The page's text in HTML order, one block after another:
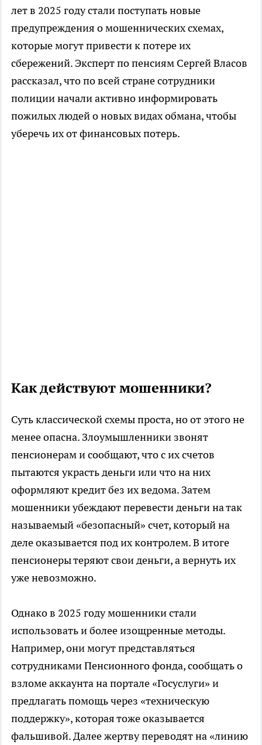
лет в 2025 году стали поступать новые
предупреждения о мошеннических схемах,
которые могут привести к потере их
сбережений. Эксперт по пенсиям Сергей Власов
рассказал, что по всей стране сотрудники
полиции начали активно информировать
пожилых людей о новых видах обмана, чтобы
уберечь их от финансовых потерь.
Как действуют мошенники?
Суть классической схемы проста, но от этого не
менее опасна. Злоумышленники звонят
пенсионерам и сообщают, что с их счетов
пытаются украсть деньги или что на них
оформляют кредит без их ведома. Затем
мошенники убеждают перевести деньги на так
называемый «безопасный» счет, который на
деле оказывается под их контролем. В итоге
пенсионеры теряют свои деньги, а вернуть их
уже невозможно.
Однако в 2025 году мошенники стали
использовать и более изощренные методы.
Например, они могут представляться
сотрудниками Пенсионного фонда, сообщать о
взломе аккаунта на портале «Госуслуги» и
предлагать помощь через «техническую
поддержку», которая тоже оказывается
фальшивой. Далее жертву переводят на «линию